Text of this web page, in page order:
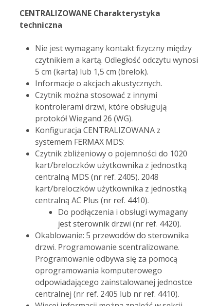
CENTRALIZOWANE Charakterystyka
techniczna
Nie jest wymagany kontakt fizyczny między
czytnikiem a kartą. Odległość odczytu wynosi
5 cm (karta) lub 1,5 cm (brelok).
Informacje o akcjach akustycznych.
Czytnik można stosować z innymi
kontrolerami drzwi, które obsługują
protokół Wiegand 26 (WG).
Konfiguracja CENTRALIZOWANA z
systemem FERMAX MDS:
Czytnik zbliżeniowy o pojemności do 1020
kart/breloczków użytkownika z jednostką
centralną MDS (nr ref. 2405). 2048
kart/breloczków użytkownika z jednostką
centralną AC Plus (nr ref. 4410).
Do podłączenia i obsługi wymagany
jest sterownik drzwi (nr ref. 4420).
Okablowanie: 5 przewodów do sterownika
drzwi. Programowanie scentralizowane.
Programowanie odbywa się za pomocą
oprogramowania komputerowego
odpowiadającego zainstalowanej jednostce
centralnej (nr ref. 2405 lub nr ref. 4410).